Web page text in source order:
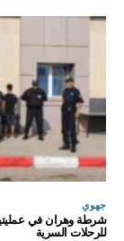
جهوي
للرحلات السرية